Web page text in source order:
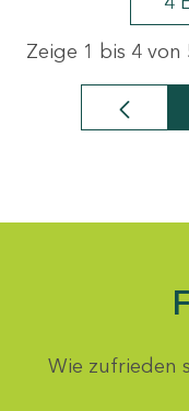
Zeige 1 bis 4 von
Wie zufrieden